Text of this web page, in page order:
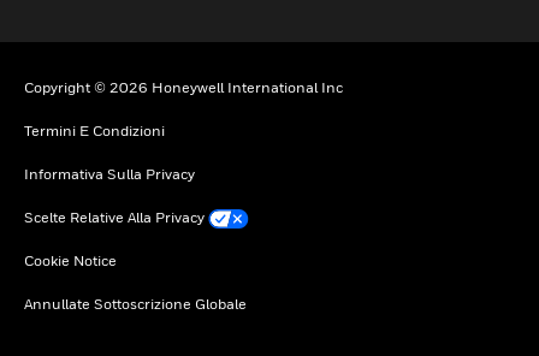
Copyright © 2026 Honeywell International Inc
Termini E Condizioni
Informativa Sulla Privacy
Scelte Relative Alla Privacy
Cookie Notice
Annullate Sottoscrizione Globale